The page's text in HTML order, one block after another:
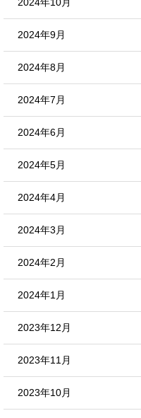
2024年9月
2024年8月
2024年7月
2024年6月
2024年5月
2024年4月
2024年3月
2024年2月
2024年1月
2023年12月
2023年11月
2023年10月